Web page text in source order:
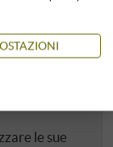
bianchi non
le sue